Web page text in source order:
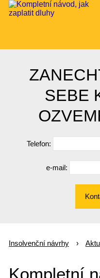
SEBE
Telefon:
e-mail:
Insolvenční návrhy
Kompletní